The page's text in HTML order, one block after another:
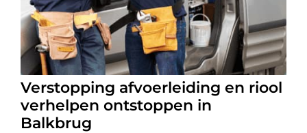
Verstopping afvoerleiding en riool
verhelpen ontstoppen in
Balkbrug